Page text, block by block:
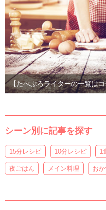
【たべぷろライターの一覧は
シーン別に記事を探す
15分レシピ 10分レシピ 1
夜ごはん メイン料理 お